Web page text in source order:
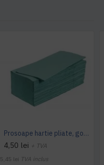
Prosoape hartie pliate, gofrate, verzi, 25 x 23 cm, V fold, 1 strat, AQAS, 250 buc/pachet
4,50 lei + TVA
5,45 lei TVA inclus